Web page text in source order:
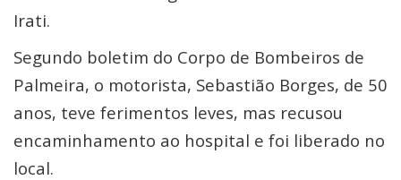
Irati.
Segundo boletim do Corpo de Bombeiros de
Palmeira, o motorista, Sebastião Borges, de 50
anos, teve ferimentos leves, mas recusou
encaminhamento ao hospital e foi liberado no
local.